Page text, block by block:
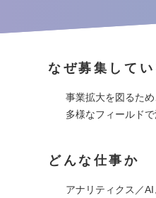
なぜ募集して
事業拡大を図るた
多様なフィールド
どんな仕事か
アナリティクス／